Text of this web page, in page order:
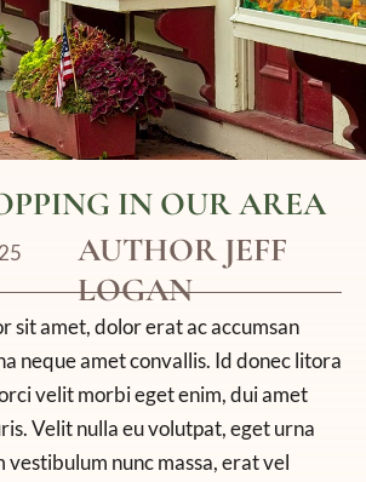
IN OUR AREA
AUTHOR JEFF
LOGAN
sit amet, dolor erat ac accumsan
neque amet convallis. Id donec litora
velit morbi eget enim, dui amet
Velit nulla eu volutpat, eget urna
vestibulum nunc massa, erat vel